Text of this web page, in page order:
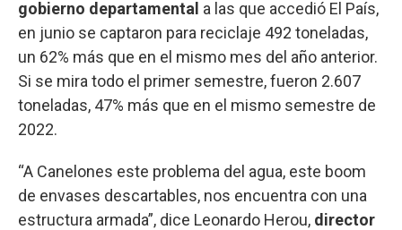
gobierno departamental a las que accedió El País,
en junio se captaron para reciclaje 492 toneladas,
un 62% más que en el mismo mes del año anterior.
Si se mira todo el primer semestre, fueron 2.607
toneladas, 47% más que en el mismo semestre de
2022.
“A Canelones este problema del agua, este boom
de envases descartables, nos encuentra con una
estructura armada”, dice Leonardo Herou, director